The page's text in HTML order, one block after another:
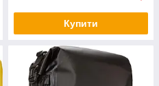
Купити